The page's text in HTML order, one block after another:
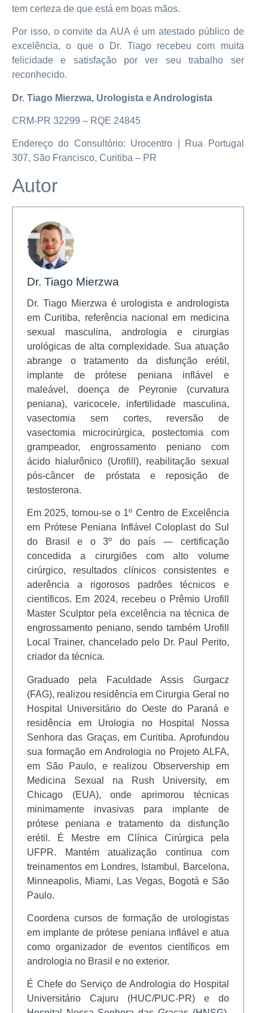
tem certeza de que está em boas mãos.
Por isso, o convite da AUA é um atestado público de
excelência, o que o Dr. Tiago recebeu com muita
felicidade e satisfação por ver seu trabalho ser
reconhecido.
Dr. Tiago Mierzwa, Urologista e Andrologista
CRM-PR 32299 – RQE 24845
Endereço do Consultório: Urocentro | Rua Portugal
307, São Francisco, Curitiba – PR
Autor
Dr. Tiago Mierzwa
Dr. Tiago Mierzwa é urologista e andrologista
em Curitiba, referência nacional em medicina
sexual masculina, andrologia e cirurgias
urológicas de alta complexidade. Sua atuação
abrange o tratamento da disfunção erétil,
implante de prótese peniana inflável e
maleável, doença de Peyronie (curvatura
peniana), varicocele, infertilidade masculina,
vasectomia sem cortes, reversão de
vasectomia microcirúrgica, postectomia com
grampeador, engrossamento peniano com
ácido hialurônico (Urofill), reabilitação sexual
pós-câncer de próstata e reposição de
testosterona.
Em 2025, tornou-se o 1º Centro de Excelência
em Prótese Peniana Inflável Coloplast do Sul
do Brasil e o 3º do país — certificação
concedida a cirurgiões com alto volume
cirúrgico, resultados clínicos consistentes e
aderência a rigorosos padrões técnicos e
científicos. Em 2024, recebeu o Prêmio Urofill
Master Sculptor pela excelência na técnica de
engrossamento peniano, sendo também Urofill
Local Trainer, chancelado pelo Dr. Paul Perito,
criador da técnica.
Graduado pela Faculdade Assis Gurgacz
(FAG), realizou residência em Cirurgia Geral no
Hospital Universitário do Oeste do Paraná e
residência em Urologia no Hospital Nossa
Senhora das Graças, em Curitiba. Aprofundou
sua formação em Andrologia no Projeto ALFA,
em São Paulo, e realizou Observership em
Medicina Sexual na Rush University, em
Chicago (EUA), onde aprimorou técnicas
minimamente invasivas para implante de
prótese peniana e tratamento da disfunção
erétil. É Mestre em Clínica Cirúrgica pela
UFPR. Mantém atualização contínua com
treinamentos em Londres, Istambul, Barcelona,
Minneapolis, Miami, Las Vegas, Bogotá e São
Paulo.
Coordena cursos de formação de urologistas
em implante de prótese peniana inflável e atua
como organizador de eventos científicos em
andrologia no Brasil e no exterior.
É Chefe do Serviço de Andrologia do Hospital
Universitário Cajuru (HUC/PUC-PR) e do